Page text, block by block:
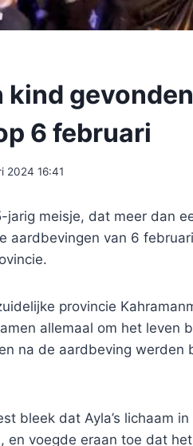
kind
6 februari
2024 16:41
jarig meisje, dat meer dan
aardbevingen van 6
provincie
allemaal om het leven
na de aardbeving werden
bleek dat Ayla’s lichaam
en voegde eraan toe dat